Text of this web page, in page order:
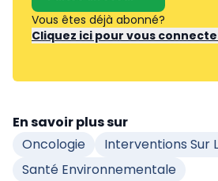
Vous êtes déjà abonné?
Cliquez ici pour vous
En savoir plus sur
Oncologie
Interventions Sur
Santé Environnementale